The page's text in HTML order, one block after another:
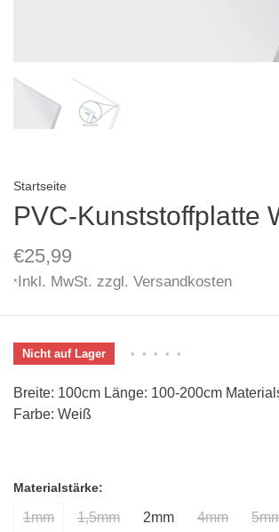
Startseite
PVC-Kunststoffplatte
€25,99
*Inkl. MwSt. zzgl. Versandkosten
Nicht auf Lager • • • • •
Breite: 100cm Länge: 100-200cm
Farbe: Weiß
Materialstärke:
1mm 1,5mm 2mm 4mm